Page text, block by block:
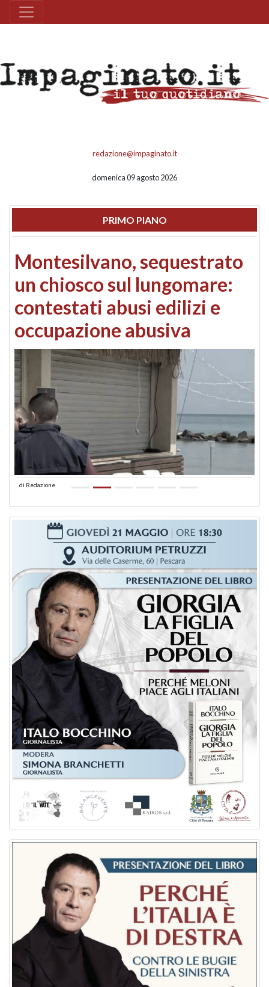
redazione@impaginato.it
domenica 09 agosto 2026
PRIMO PIANO
Montesilvano, sequestrato
un chiosco sul lungomare:
contestati abusi edilizi e
occupazione abusiva
di Redazione